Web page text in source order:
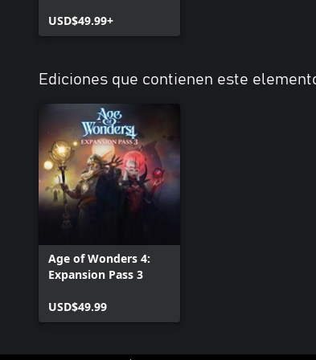
USD$49.99+
Ediciones que contienen este
Age of Wonders 4:
Expansion Pass 3
USD$49.99